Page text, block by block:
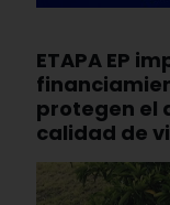
ETAPA EP
protegen el
calidad de